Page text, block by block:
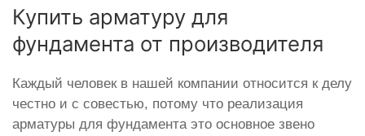
Купить арматуру для
фундамента от производителя
Каждый человек в нашей компании относится к делу
честно и с совестью, потому что реализация
арматуры для фундамента это основное звено